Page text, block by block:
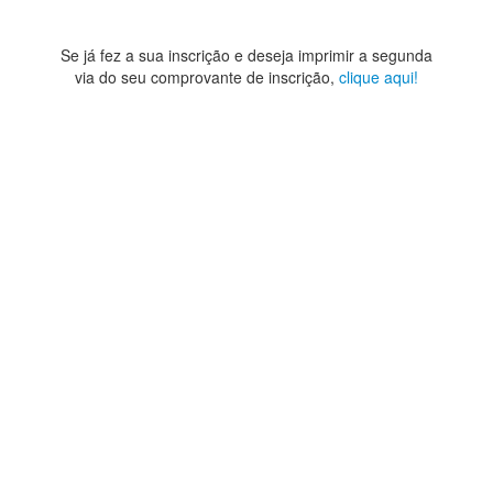
Se já fez a sua inscrição e deseja imprimir a segunda
via do seu comprovante de inscrição, clique aqui!